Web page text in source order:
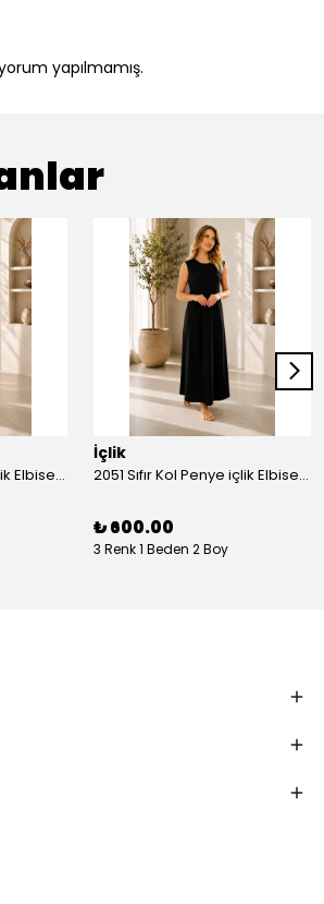
yapılmamış.
2051 Sıfır Kol Penye içlik Elbise - Ekru
İçlik
2051 Sıfır Kol Penye içlik Elbise - Siyah
₺ 600.00
3 Renk 1 Beden 2 Boy